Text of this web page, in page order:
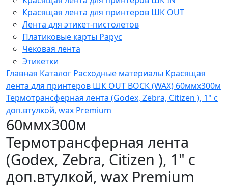
Красящая лента для принтеров ШК OUT
Лента для этикет-пистолетов
Платиковые карты Рарус
Чековая лента
Этикетки
Главная Каталог Расходные материалы Красящая
лента для принтеров ШК OUT ВОСК (WAX) 60ммх300м
Термотрансферная лента (Godex, Zebra, Citizen ), 1" с
доп.втулкой, wax Premium
60ммх300м
Термотрансферная лента
(Godex, Zebra, Citizen ), 1" с
доп.втулкой, wax Premium